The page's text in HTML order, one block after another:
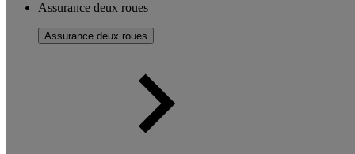
Assurance deux roues
Assurance deux roues